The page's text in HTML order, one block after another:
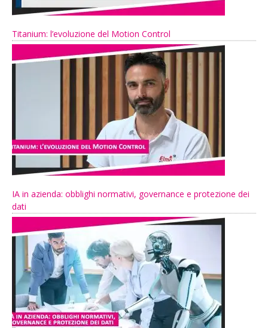
Titanium: l’evoluzione del Motion Control
IA in azienda: obblighi normativi, governance e protezione dei
dati